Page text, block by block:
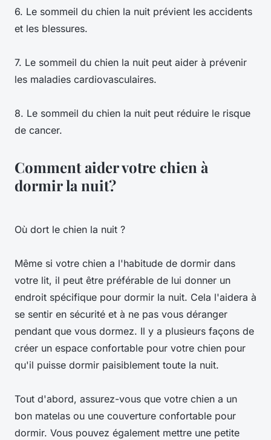
6. Le sommeil du chien la nuit prévient les accidents
et les blessures.
7. Le sommeil du chien la nuit peut aider à prévenir
les maladies cardiovasculaires.
8. Le sommeil du chien la nuit peut réduire le risque
de cancer.
Comment aider votre chien à
dormir la nuit?
Où dort le chien la nuit ?
Même si votre chien a l'habitude de dormir dans
votre lit, il peut être préférable de lui donner un
endroit spécifique pour dormir la nuit. Cela l'aidera à
se sentir en sécurité et à ne pas vous déranger
pendant que vous dormez. Il y a plusieurs façons de
créer un espace confortable pour votre chien pour
qu'il puisse dormir paisiblement toute la nuit.
Tout d'abord, assurez-vous que votre chien a un
bon matelas ou une couverture confortable pour
dormir. Vous pouvez également mettre une petite